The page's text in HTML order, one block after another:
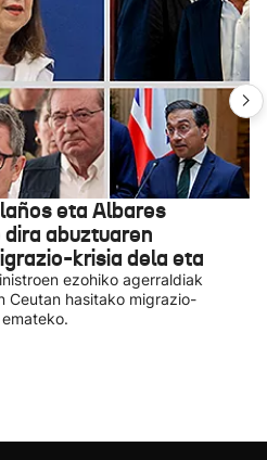
eta Albares
abuztuaren
krisia dela eta
ezohiko agerraldiak
Ceutan hasitako migrazio-